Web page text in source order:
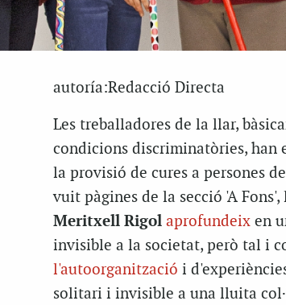
autoría:Redacció Directa
Les treballadores de la llar,
condicions discriminatòries, han
la provisió de cures a persones
vuit pàgines de la secció 'A
Meritxell Rigol aprofundeixen
invisible a la societat, però tal i
l'autoorganització i
solitari i invisible a una lluita